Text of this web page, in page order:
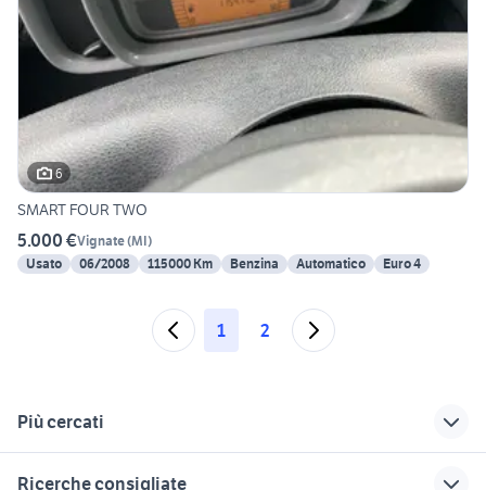
6
SMART FOUR TWO
5.000 €Vignate(MI)
Usato
06/2008 115000 Km Benzina Automatico Euro 4
1 2
Più cercati
Ricerche consigliate